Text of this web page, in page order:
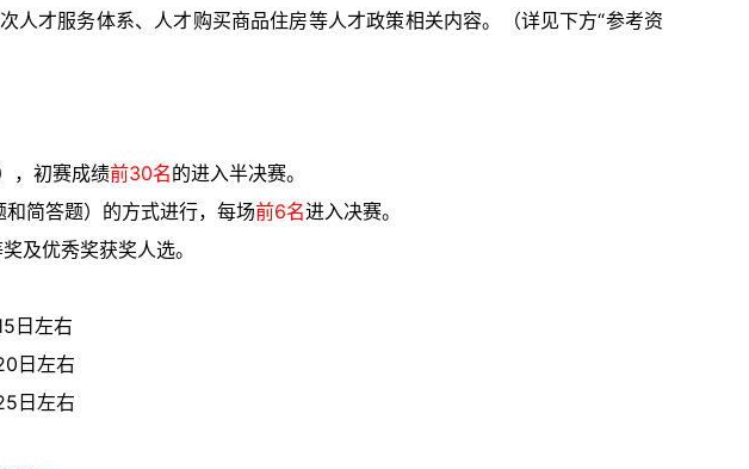
人才服务体系、人才购买商品住房等人才政策相关内容。（详见下方“参考资
，初赛成绩前30名的进入半决赛。
简答题） 的方式进行，每场前6名进入决赛。
及优秀奖获奖人选。
日左右
日左右
日左右